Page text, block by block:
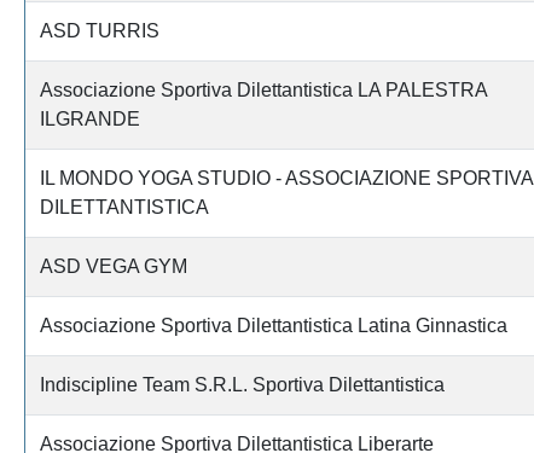
ASD TURRIS
Associazione Sportiva Dilettantistica LA PALESTRA
ILGRANDE
IL MONDO YOGA STUDIO - ASSOCIAZIONE SPORTIVA
DILETTANTISTICA
ASD VEGA GYM
Associazione Sportiva Dilettantistica Latina Ginnastica
Indiscipline Team S.R.L. Sportiva Dilettantistica
Associazione Sportiva Dilettantistica Liberarte